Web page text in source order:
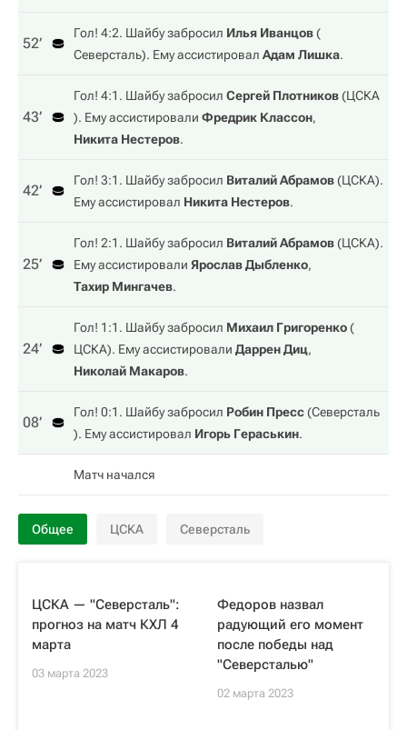
52‎’‎
Гол! 4:2. Шайбу забросил Илья Иванцов(
Северсталь). Ему ассистировал Адам Лишка.
43‎’‎
Гол! 4:1. Шайбу забросил Сергей Плотников(ЦСКА
). Ему ассистировали Фредрик Классон,
Никита Нестеров.
42‎’‎
Гол! 3:1. Шайбу забросил Виталий Абрамов(ЦСКА).
Ему ассистировал Никита Нестеров.
25‎’‎
Гол! 2:1. Шайбу забросил Виталий Абрамов(ЦСКА).
Ему ассистировали Ярослав Дыбленко,
Тахир Мингачев.
24‎’‎
Гол! 1:1. Шайбу забросил Михаил Григоренко(
ЦСКА). Ему ассистировали Даррен Диц,
Николай Макаров.
08‎’‎
Гол! 0:1. Шайбу забросил Робин Пресс(Северсталь
). Ему ассистировал Игорь Гераськин.
Матч начался
Общее ЦСКА Северсталь
ЦСКА — "Северсталь":
прогноз на матч КХЛ 4
марта
03 марта 2023
Федоров назвал
радующий его момент
после победы над
"Северсталью"
02 марта 2023